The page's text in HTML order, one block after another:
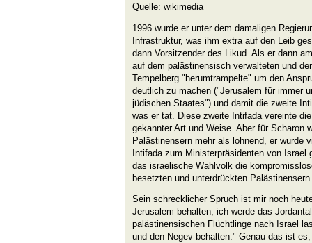
Quelle: wikimedia
1996 wurde er unter dem damaligen
Infrastruktur, was ihm extra auf den Leib
dann Vorsitzender des Likud. Als er dann
auf dem palästinensisch verwalteten und
Tempelberg "herumtrampelte" um den
deutlich zu machen ("Jerusalem für immer
jüdischen Staates") und damit die zweite
was er tat. Diese zweite Intifada vereinte
gekannter Art und Weise. Aber für Scharon
Palästinensern mehr als lohnend, er wurde
Intifada zum Ministerpräsidenten von Israel
das israelische Wahlvolk die
besetzten und unterdrückten
Sein schrecklicher Spruch ist mir noch
Jerusalem behalten, ich werde das
palästinensischen Flüchtlinge nach Israel
und den Negev behalten." Genau das ist